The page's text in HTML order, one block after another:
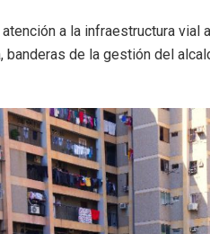
a la infraestructura vial
banderas de la gestión del